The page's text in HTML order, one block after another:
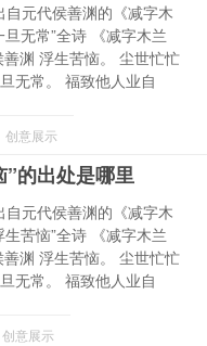
自元代侯善渊的《减字木
旦无常”全诗 《减字木兰
渊 浮生苦恼。 尘世忙忙
无常。 福致他人业自
创意展示
”的出处是哪里
自元代侯善渊的《减字木
生苦恼”全诗 《减字木兰
渊 浮生苦恼。 尘世忙忙
无常。 福致他人业自
创意展示